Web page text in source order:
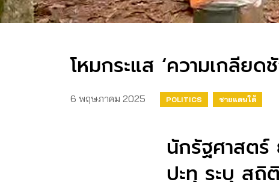
โหมกระแส ‘ความเกลีย
6 พฤษภาคม 2025 POLITICS ชายแดนใต้
นักรัฐศาสตร์
ปะทุ ระบุ ส